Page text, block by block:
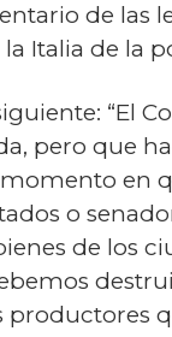
de las
Italia de la
“El
pero que
en
o
de los